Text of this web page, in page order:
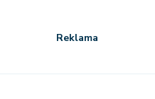
Reklama